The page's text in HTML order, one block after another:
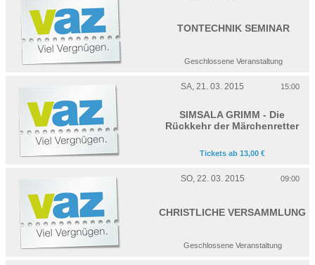
TONTECHNIK SEMINAR
Geschlossene Veranstaltung
SA, 21. 03. 2015 15:00
SIMSALA GRIMM - Die
Rückkehr der Märchenretter
Tickets ab 13,00 €
SO, 22. 03. 2015 09:00
CHRISTLICHE VERSAMMLUNG
Geschlossene Veranstaltung